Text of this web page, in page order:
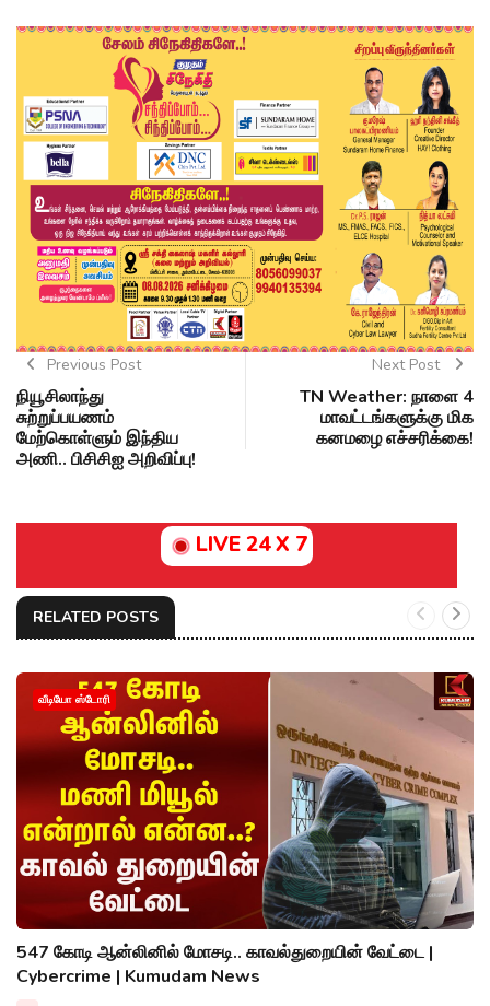
Previous Post
நியூசிலாந்து
சுற்றுப்பயணம்
மேற்கொள்ளும் இந்திய
அணி.. பிசிசிஐ அறிவிப்பு!
Next Post
TN Weather: நாளை 4
மாவட்டங்களுக்கு மிக
கனமழை எச்சரிக்கை!
LIVE 24 X 7
RELATED POSTS
வீடியோ ஸ்டோரி
547 கோடி ஆன்லினில் மோசடி.. காவல்துறையின் வேட்டை |
Cybercrime | Kumudam News